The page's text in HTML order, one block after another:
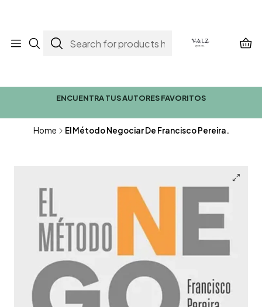
ENCUENTRA TUS AUTORES FAVORITOS
Home El Método Negociar De Francisco Pereira.